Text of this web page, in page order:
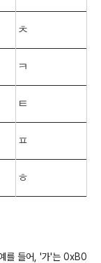
ㅊ
ㅋ
ㅌ
ㅍ
ㅎ
를 들어, '가'는 0xB0